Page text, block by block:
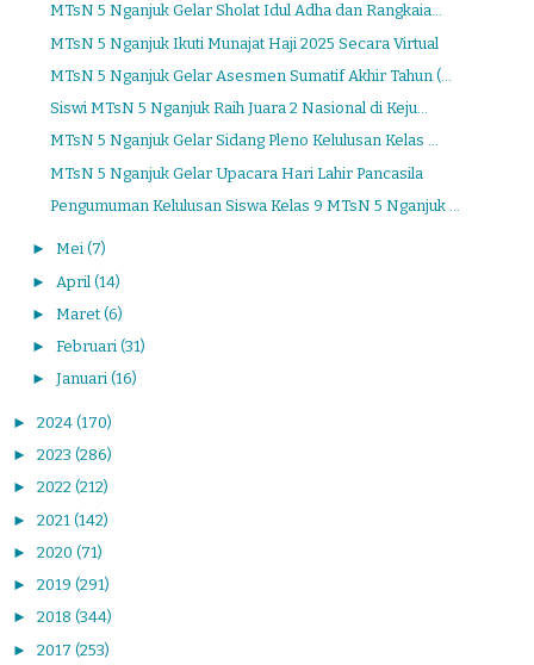
MTsN 5 Nganjuk Gelar Sholat Idul Adha dan Rangkaia...
MTsN 5 Nganjuk Ikuti Munajat Haji 2025 Secara Virtual
MTsN 5 Nganjuk Gelar Asesmen Sumatif Akhir Tahun (...
Siswi MTsN 5 Nganjuk Raih Juara 2 Nasional di Keju...
MTsN 5 Nganjuk Gelar Sidang Pleno Kelulusan Kelas ...
MTsN 5 Nganjuk Gelar Upacara Hari Lahir Pancasila
Pengumuman Kelulusan Siswa Kelas 9 MTsN 5 Nganjuk ...
► Mei (7)
► April (14)
► Maret (6)
► Februari (31)
► Januari (16)
► 2024 (170)
► 2023 (286)
► 2022 (212)
► 2021 (142)
► 2020 (71)
► 2019 (291)
► 2018 (344)
► 2017 (253)